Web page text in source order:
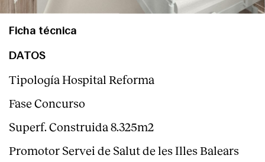
Ficha técnica
DATOS
Tipología Hospital Reforma
Fase Concurso
Superf. Construida 8.325m2
Promotor Servei de Salut de les Illes Balears